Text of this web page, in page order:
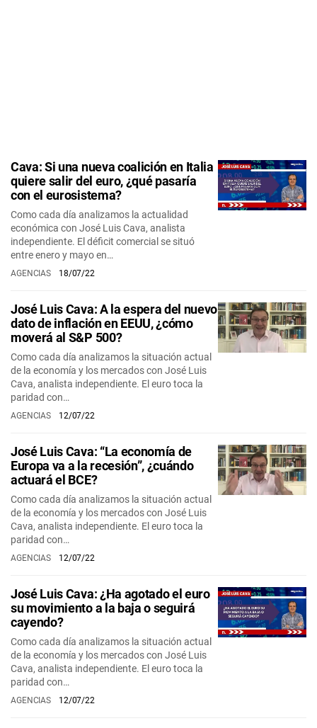
Cava: Si una nueva coalición en Italia
quiere salir del euro, ¿qué pasaría
con el eurosistema?
Como cada día analizamos la actualidad
económica con José Luis Cava, analista
independiente. El déficit comercial se situó
entre enero y mayo en…
AGENCIAS 18/07/22
José Luis Cava: A la espera del nuevo
dato de inflación en EEUU, ¿cómo
moverá al S&P 500?
Como cada día analizamos la situación actual
de la economía y los mercados con José Luis
Cava, analista independiente. El euro toca la
paridad con…
AGENCIAS 12/07/22
José Luis Cava: “La economía de
Europa va a la recesión”, ¿cuándo
actuará el BCE?
Como cada día analizamos la situación actual
de la economía y los mercados con José Luis
Cava, analista independiente. El euro toca la
paridad con…
AGENCIAS 12/07/22
José Luis Cava: ¿Ha agotado el euro
su movimiento a la baja o seguirá
cayendo?
Como cada día analizamos la situación actual
de la economía y los mercados con José Luis
Cava, analista independiente. El euro toca la
paridad con…
AGENCIAS 12/07/22